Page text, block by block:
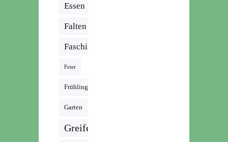
Essen
Falten
Fasching
Feier
Frühling
Garten
Greifen